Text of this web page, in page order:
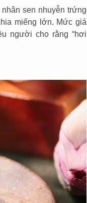
sen nhuyễn trứng
miếng lớn. Mức giá
người cho rằng “hơi